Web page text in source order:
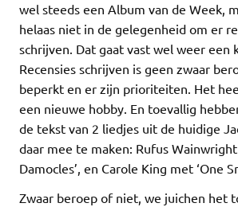
wel steeds een Album van de Week,
helaas niet in de gelegenheid om er
schrijven. Dat gaat vast wel weer een
Recensies schrijven is geen zwaar
beperkt en er zijn prioriteiten. Het
een nieuwe hobby. En toevallig
de tekst van 2 liedjes uit de huidige
daar mee te maken: Rufus
Damocles’, en Carole King met ‘One
Zwaar beroep of niet, we juichen het